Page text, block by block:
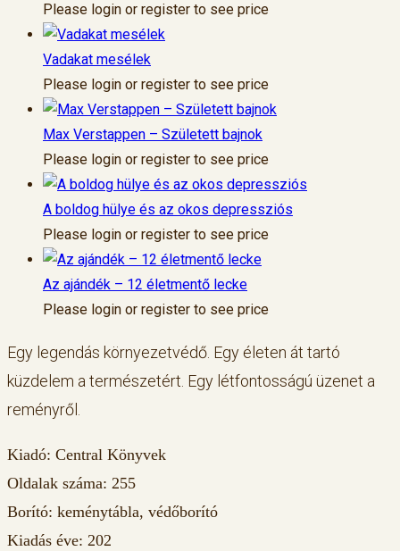
Please login or register to see price
Vadakat mesélek
Please login or register to see price
Max Verstappen – Született bajnok
Please login or register to see price
A boldog hülye és az okos depressziós
Please login or register to see price
Az ajándék – 12 életmentő lecke
Please login or register to see price
Egy legendás környezetvédő. Egy életen át tartó
küzdelem a természetért. Egy létfontosságú üzenet a
reményről.
Kiadó: Central Könyvek
Oldalak száma: 255
Borító: keménytábla, védőborító
Kiadás éve: 202